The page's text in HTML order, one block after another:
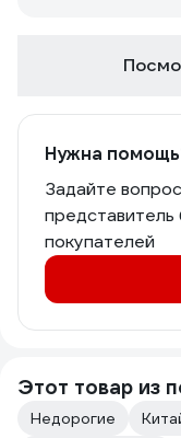
Нужна
Задайте
представитель
покупателей
Этот товар из
Недорогие